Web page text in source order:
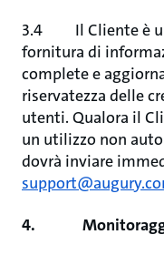
3.4 Il Cliente è
fornitura di
complete e
riservatezza delle
utenti. Qualora il
un utilizzo non
dovrà inviare
4. Monitoraggio